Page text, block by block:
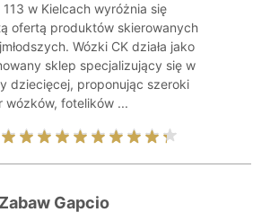
113 w Kielcach wyróżnia się
ofertą produktów skierowanych
Wózki CK działa jako
sklep specjalizujący się w
dziecięcej, proponując szeroki
wózków, fotelików ...
Gapcio